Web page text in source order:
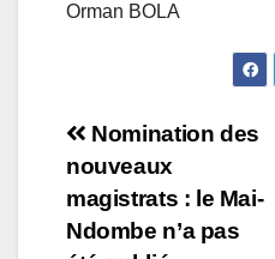
Orman BOLA
Navigation
de
l’article
Nomination des
nouveaux
magistrats : le Mai-
Ndombe n’a pas